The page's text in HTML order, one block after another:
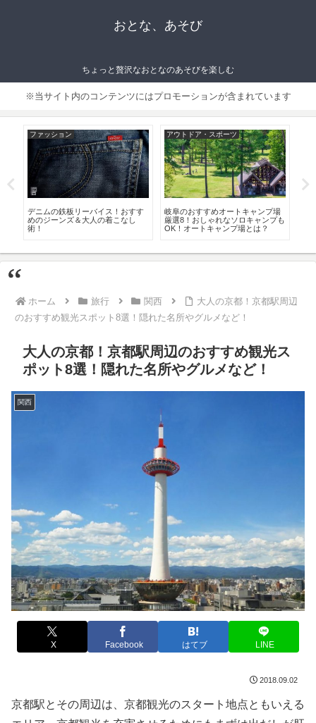
おとな、あそび
ちょっと贅沢なおとなのあそびを楽しむ
※当サイト内のコンテンツにはプロモーションが含まれています
ファッション
デニムの鉄板リーバイス！おすす
めのジーンズ＆大人の着こなし
術！
アウトドア・スポーツ
岐阜のおすすめオートキャンプ場
厳選8！おしゃれなソロキャンプも
OK！オートキャンプ場とは？
ホーム 旅行 関西
大人の京都！京都駅周辺
のおすすめ観光スポット8選！隠れた名所やグルメなど！
大人の京都！京都駅周辺のおすすめ観光ス
ポット8選！隠れた名所やグルメなど！
関西
X Facebook はてブ LINE
2018.09.02
京都駅とその周辺は、京都観光のスタート地点ともいえる